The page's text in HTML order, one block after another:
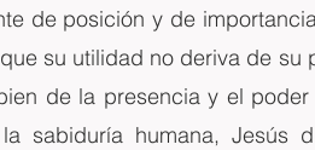
de posición y de
su utilidad no deriva de su
de la presencia y el
sabiduría humana, Jesús